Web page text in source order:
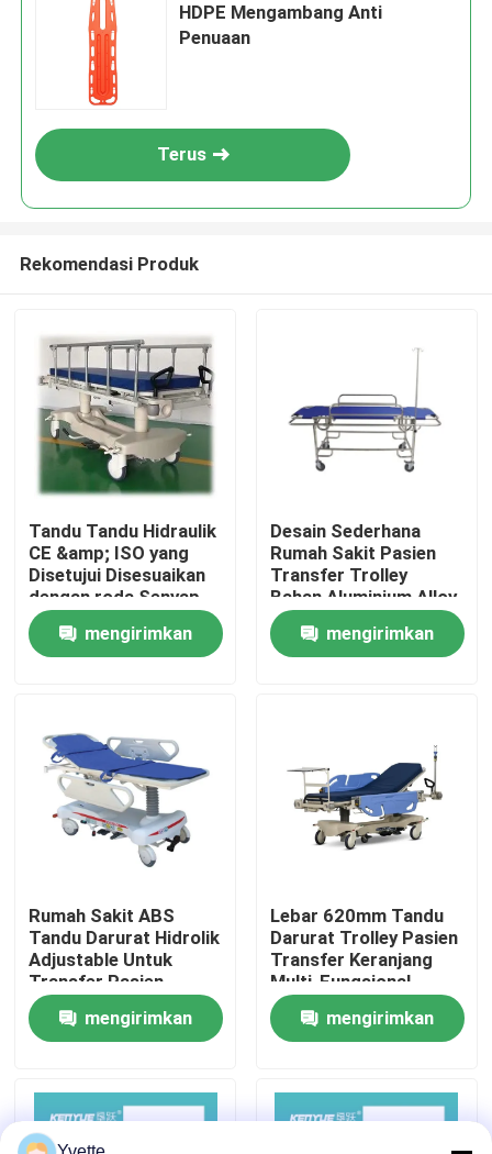
Produk
Tentang Kami
Kontrol Kualitas
Hubungi Kami
Berita
Kasus
Aksesori Meja Kebidanan
HDPE Mengambang Anti
Penuaan
Terus
Rekomendasi Produk
Tandu Tandu Hidraulik
CE &amp; ISO yang
Disetujui Disesuaikan
dengan roda Senyap
mengirimkan
Desain Sederhana
Rumah Sakit Pasien
Transfer Trolley
Bahan Aluminium Alloy
mengirimkan
Rumah Sakit ABS
Tandu Darurat Hidrolik
Adjustable Untuk
Transfer Pasien
mengirimkan
Lebar 620mm Tandu
Darurat Trolley Pasien
Transfer Keranjang
Multi-Fungsional
Trolley Medis Darurat
mengirimkan